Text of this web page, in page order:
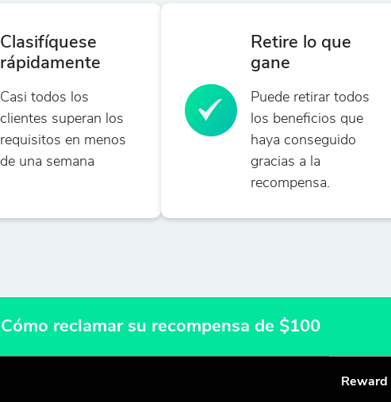
Clasifíquese
rápidamente
Casi todos los
clientes superan los
requisitos en menos
de una semana
Retire lo que
gane
Puede retirar todos
los beneficios que
haya conseguido
gracias a la
recompensa.
Cómo reclamar su recompensa de $100
Reward